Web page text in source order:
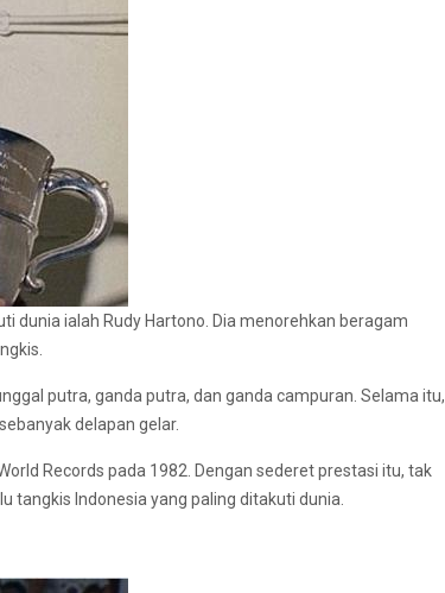
dunia ialah Rudy Hartono. Dia menorehkan beragam
putra, ganda putra, dan ganda campuran. Selama itu,
delapan gelar.
Records pada 1982. Dengan sederet prestasi itu, tak
tangkis Indonesia yang paling ditakuti dunia.